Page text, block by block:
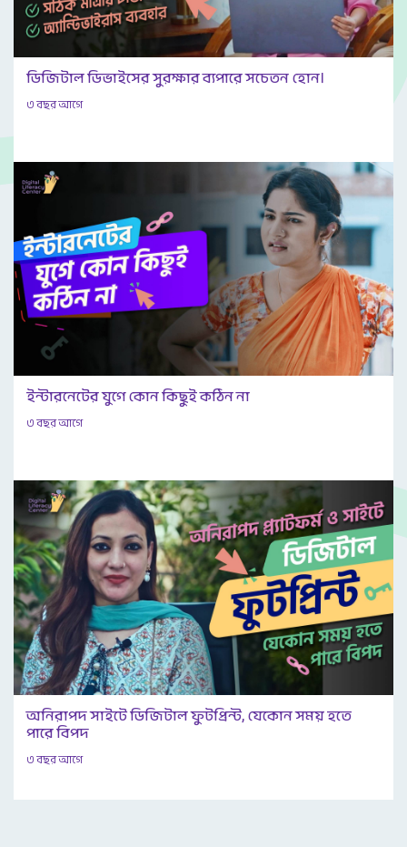
ডিজিটাল ডিভাইসের সুরক্ষার ব্যপারে সচেতন হোন।
৩ বছর আগে
ইন্টারনেটের যুগে কোন কিছুই কঠিন না
৩ বছর আগে
অনিরাপদ সাইটে ডিজিটাল ফুটপ্রিন্ট, যেকোন সময় হতে
পারে বিপদ
৩ বছর আগে